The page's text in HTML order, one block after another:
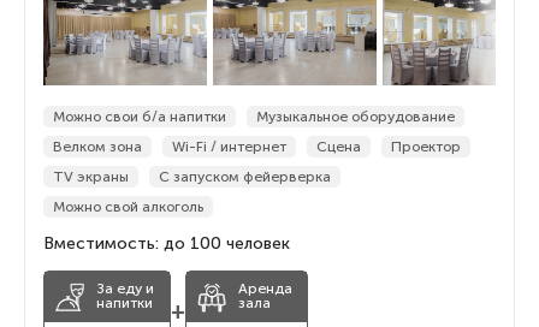
Можно свои б/а напитки
Музыкальное оборудование
Велком зона
Wi-Fi / интернет Сцена
Проектор
TV экраны
С запуском фейерверка
Можно свой алкоголь
Вместимость: до 100 человек
За еду и
напитки
+
Аренда
зала